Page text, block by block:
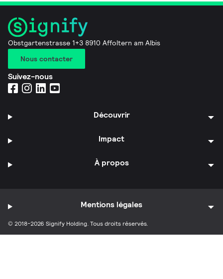
Obstgartenstrasse 1+3 8910 Affoltern am Albis
Nous contacter
Suivez-nous
Découvrir
Impact
À propos
© 2018-2026 Signify Holding. Tous droits réservés.
Mentions légales